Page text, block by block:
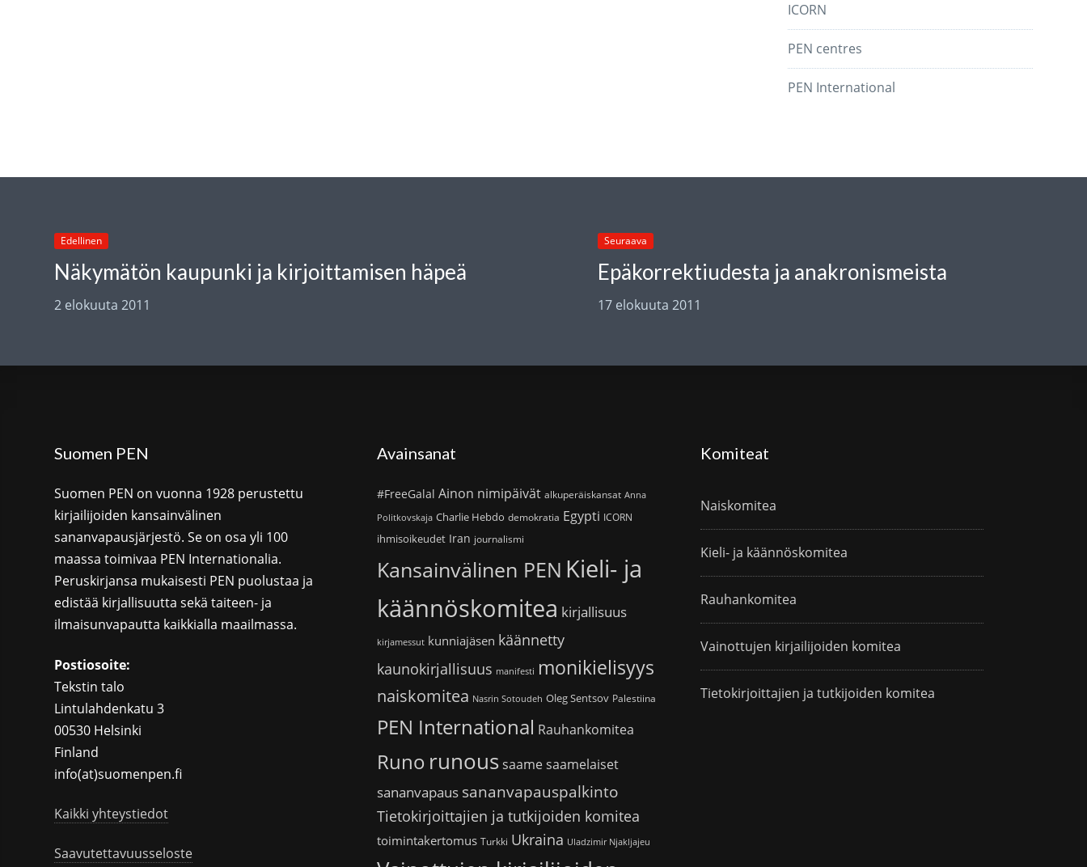
ICORN
PEN centres
PEN International
Edellinen
Näkymätön kaupunki ja kirjoittamisen häpeä
2 elokuuta 2011
Seuraava
Epäkorrektiudesta ja anakronismeista
17 elokuuta 2011
Suomen PEN
Suomen PEN on vuonna 1928 perustettu
kirjailijoiden kansainvälinen
sananvapausjärjestö. Se on osa yli 100
maassa toimivaa PEN Internationalia.
Peruskirjansa mukaisesti PEN puolustaa ja
edistää kirjallisuutta sekä taiteen- ja
ilmaisunvapautta kaikkialla maailmassa.
Postiosoite:
Tekstin talo
Lintulahdenkatu 3
00530 Helsinki
Finland
info(at)suomenpen.fi
Kaikki yhteystiedot
Saavutettavuusseloste
Avainsanat
#FreeGalal Ainon nimipäivät alkuperäiskansat Anna
Politkovskaja Charlie Hebdo demokratia Egypti ICORN
ihmisoikeudet Iran journalismi
Kansainvälinen PEN Kieli- ja
käännöskomitea kirjallisuus
kirjamessut kunniajäsen käännetty
kaunokirjallisuus manifesti monikielisyys
naiskomitea Nasrin Sotoudeh Oleg Sentsov Palestiina
PEN International Rauhankomitea
Runo runoussaamesaamelaiset
sananvapaus sananvapauspalkinto
Tietokirjoittajien ja tutkijoiden komitea
toimintakertomus Turkki Ukraina Uladzimir Njakljajeu
Komiteat
Naiskomitea
Kieli- ja käännöskomitea
Rauhankomitea
Vainottujen kirjailijoiden komitea
Tietokirjoittajien ja tutkijoiden komitea